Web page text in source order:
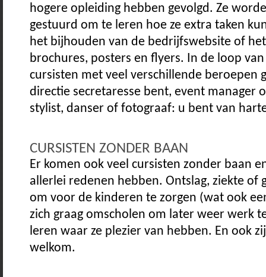
hogere opleiding hebben gevolgd. Ze
gestuurd om te leren hoe ze extra taken
het bijhouden van de bedrijfswebsite of
brochures, posters en flyers. In de loop
cursisten met veel verschillende beroepen
directie secretaresse bent, event manager
stylist, danser of fotograaf: u bent van
CURSISTEN ZONDER BAAN
Er komen ook veel cursisten zonder baan
allerlei redenen hebben. Ontslag, ziekte of
om voor de kinderen te zorgen (wat ook
zich graag omscholen om later weer werk
leren waar ze plezier van hebben. En ook
welkom.